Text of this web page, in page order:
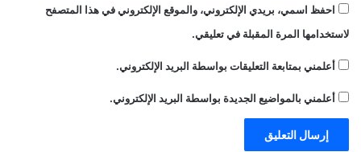
احفظ اسمي، بريدي الإلكتروني، والموقع الإلكتروني في هذا المتصفح
لاستخدامها المرة المقبلة في تعليقي.
أعلمني بمتابعة التعليقات بواسطة البريد الإلكتروني.
أعلمني بالمواضيع الجديدة بواسطة البريد الإلكتروني.